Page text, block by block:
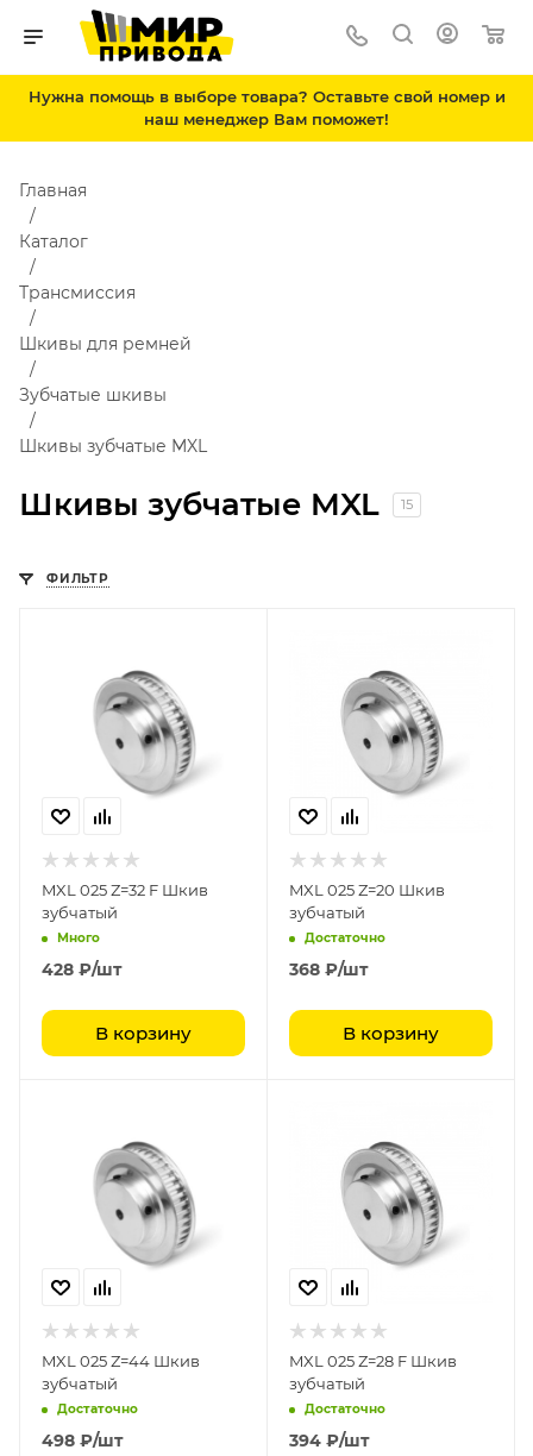
Нужна помощь в выборе товара? Оставьте свой номер и
наш менеджер Вам поможет!
Шкивы зубчатые MXL 15
Главная
Каталог
Трансмиссия
Шкивы для ремней
Зубчатые шкивы
Шкивы зубчатые MXL
ФИЛЬТР
MXL 025 Z=32 F Шкив
зубчатый
Много
428 ₽/шт
В корзину
MXL 025 Z=20 Шкив
зубчатый
Достаточно
368 ₽/шт
В корзину
MXL 025 Z=44 Шкив
зубчатый
Достаточно
498 ₽/шт
MXL 025 Z=28 F Шкив
зубчатый
Достаточно
394 ₽/шт